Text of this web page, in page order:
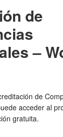
de
–
de
acceder al
gratuita.